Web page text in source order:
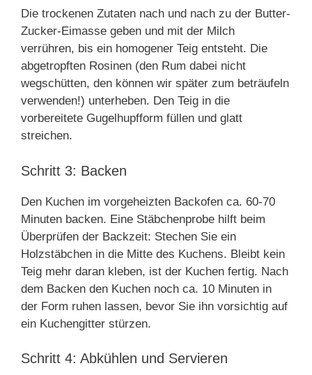
Die trockenen Zutaten nach und nach zu der Butter-
Zucker-Eimasse geben und mit der Milch
verrühren, bis ein homogener Teig entsteht. Die
abgetropften Rosinen (den Rum dabei nicht
wegschütten, den können wir später zum beträufeln
verwenden!) unterheben. Den Teig in die
vorbereitete Gugelhupfform füllen und glatt
streichen.
Schritt 3: Backen
Den Kuchen im vorgeheizten Backofen ca. 60-70
Minuten backen. Eine Stäbchenprobe hilft beim
Überprüfen der Backzeit: Stechen Sie ein
Holzstäbchen in die Mitte des Kuchens. Bleibt kein
Teig mehr daran kleben, ist der Kuchen fertig. Nach
dem Backen den Kuchen noch ca. 10 Minuten in
der Form ruhen lassen, bevor Sie ihn vorsichtig auf
ein Kuchengitter stürzen.
Schritt 4: Abkühlen und Servieren